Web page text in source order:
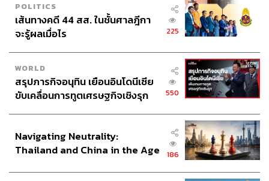
POLITICS
เส้นทางคดี 44 สส. ในชั้นศาลฎีกา
จะรู้ผลเมื่อไร
225
WORLD
สรุปภารกิจอนุทิน เยือนอินโดนีเซีย
ขับเคลื่อนการทูตเศรษฐกิจเชิงรุก
550
Navigating Neutrality:
Thailand and China in the Age
186